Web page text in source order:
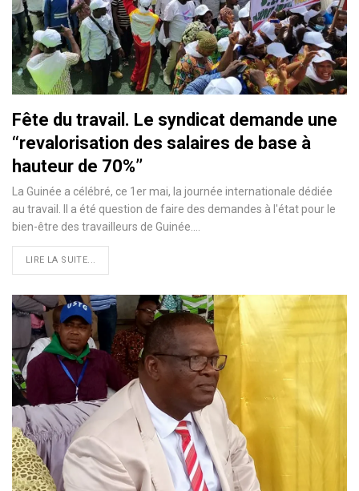
Fête du travail. Le syndicat demande une
‘‘revalorisation des salaires de base à
hauteur de 70%’’
La Guinée a célébré, ce 1er mai, la journée internationale dédiée
au travail. Il a été question de faire des demandes à l'état pour le
bien-être des travailleurs de Guinée.…
LIRE LA SUITE...